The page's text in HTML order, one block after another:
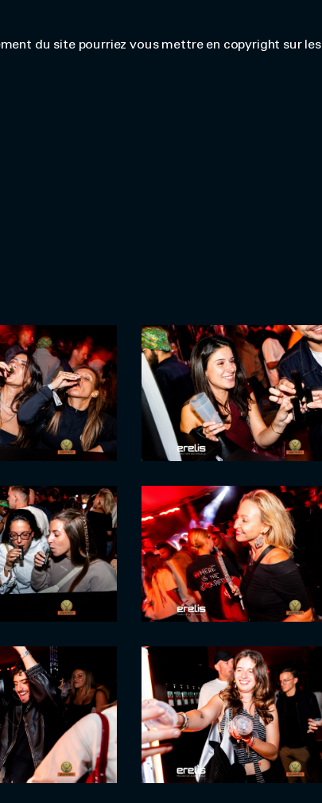
du site pourriez vous mettre en copyright sur les